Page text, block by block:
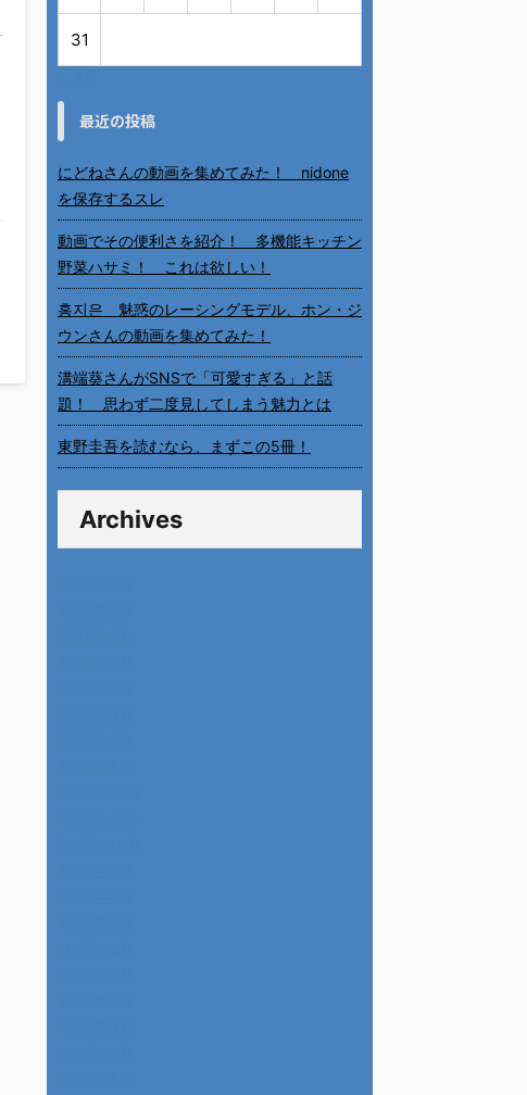
31
最近の投稿
にどねさんの動画を集めてみた！ nidone
を保存するスレ
動画でその便利さを紹介！ 多機能キッチン
野菜ハサミ！ これは欲しい！
홍지은 魅惑のレーシングモデル、ホン・ジ
ウンさんの動画を集めてみた！
溝端葵さんがSNSで「可愛すぎる」と話
題！ 思わず二度見してしまう魅力とは
東野圭吾を読むなら、まずこの5冊！
Archives